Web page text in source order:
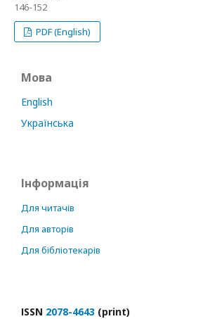
146-152
PDF (English)
Мова
English
Українська
Інформація
Для читачів
Для авторів
Для бібліотекарів
ІSSN 2078-4643 (print)